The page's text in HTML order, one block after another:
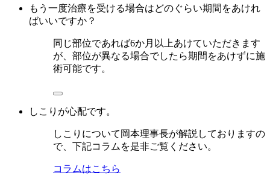
もう一度治療を受ける場合はどのぐらい期間をあけれ
ばいいですか？
同じ部位であれば6か月以上あけていただきます
が、部位が異なる場合でしたら期間をあけずに施
術可能です。
しこりが心配です。
しこりについて岡本理事長が解説しておりますの
で、下記コラムを是非ご覧ください。
コラムはこちら